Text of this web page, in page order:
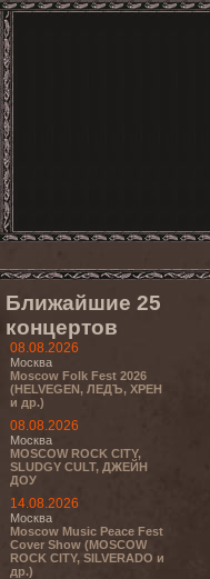
Ближайшие 25
концертов
08.08.2026
Москва
Moscow Folk Fest 2026
(HELVEGEN, ЛЕДЪ, ХРЕН
и др.)
08.08.2026
Москва
MOSCOW ROCK CITY,
SLUDGY CULT, ДЖЕЙН
ДОУ
14.08.2026
Москва
Moscow Music Peace Fest
Cover Show (MOSCOW
ROCK CITY, SILVERADO и
др.)